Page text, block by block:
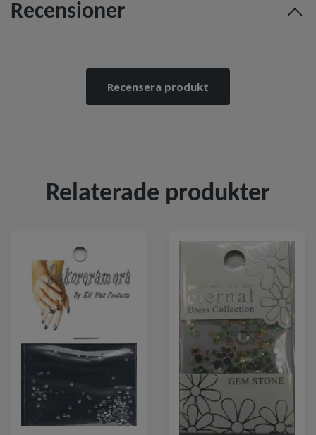
Recensioner
Recensera produkt
Relaterade produkter